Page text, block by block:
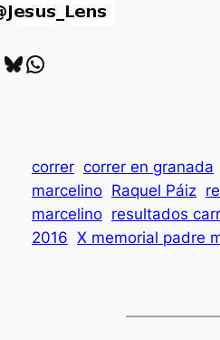
Bluesky Whatsapp
correr correr en granada
marcelino Raquel Páiz
marcelino resultados
2016 X memorial padre